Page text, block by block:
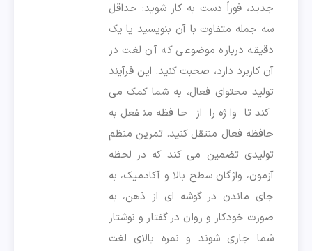
جدید، فوراً دست به کار شوید: حداقل
سه جمله متفاوت با آن بنویسید یا یک
دقیقه درباره موضوعی که آن لغت در
آن کاربرد دارد، صحبت کنید. این فرآیند
تولید محتوای فعال، به شما کمک می
کند تا واژه را از حافظه منفعل به
حافظه فعال منتقل کنید. تمرین منظم
تولیدی تضمین می کند که در لحظه
آزمون، واژگان سطح بالا و آکادمیک، به
جای ماندن در گوشه ای از ذهن، به
صورت خودکار و روان در گفتار و نوشتار
شما جاری شوند و نمره بالای لغت